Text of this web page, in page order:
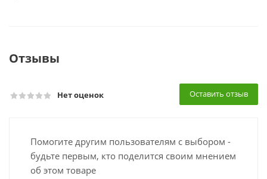
Отзывы
Нет оценок Оставить отзыв
Помогите другим пользователям с выбором -
будьте первым, кто поделится своим мнением
об этом товаре